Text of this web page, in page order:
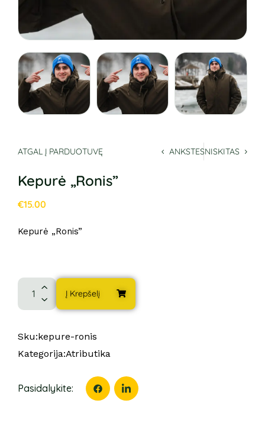
ATGAL Į PARDUOTUVĘ ANKSTESNISKITAS
Kepurė „Ronis”
€15.00
Kepurė „Ronis”
Į Krepšelį
Sku:kepure-ronis
Kategorija:Atributika
Pasidalykite: